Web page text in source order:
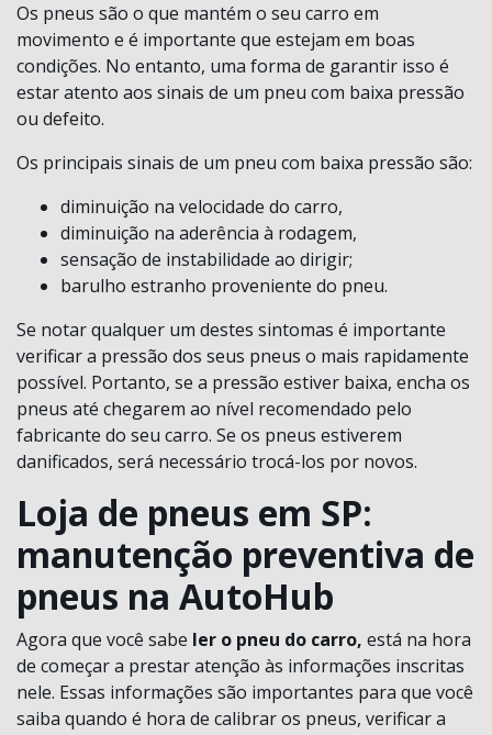
Os pneus são o que mantém o seu carro em
movimento e é importante que estejam em boas
condições. No entanto, uma forma de garantir isso é
estar atento aos sinais de um pneu com baixa pressão
ou defeito.
Os principais sinais de um pneu com baixa pressão são:
diminuição na velocidade do carro,
diminuição na aderência à rodagem,
sensação de instabilidade ao dirigir;
barulho estranho proveniente do pneu.
Se notar qualquer um destes sintomas é importante
verificar a pressão dos seus pneus o mais rapidamente
possível. Portanto, se a pressão estiver baixa, encha os
pneus até chegarem ao nível recomendado pelo
fabricante do seu carro. Se os pneus estiverem
danificados, será necessário trocá-los por novos.
Loja de pneus em SP:
manutenção preventiva de
pneus na AutoHub
Agora que você sabe ler o pneu do carro, está na hora
de começar a prestar atenção às informações inscritas
nele. Essas informações são importantes para que você
saiba quando é hora de calibrar os pneus, verificar a